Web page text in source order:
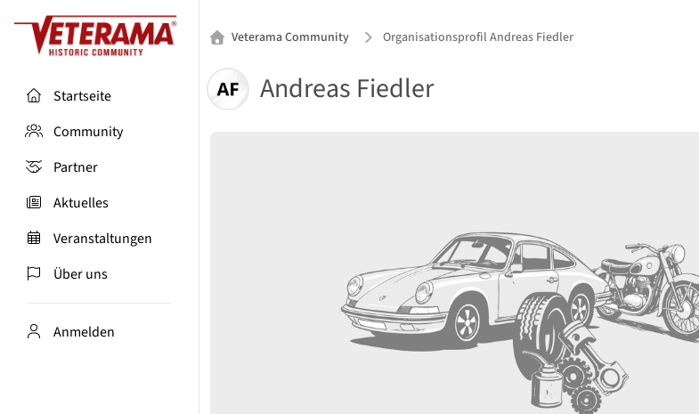
Startseite
Community
Partner
Aktuelles
Veranstaltungen
Über uns
Anmelden
Veterama Community Organisationsprofil Andreas Fiedler
Andreas Fiedler